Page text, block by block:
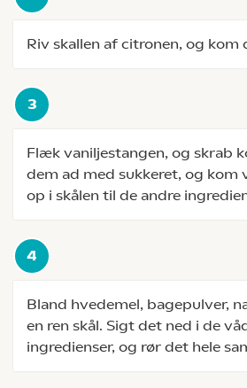
Riv skallen af citronen, og kom
Flæk vaniljestangen, og skrab
dem ad med sukkeret, og kom
op i skålen til de andre
Bland hvedemel, bagepulver,
en ren skål. Sigt det ned i de
ingredienser, og rør det hele